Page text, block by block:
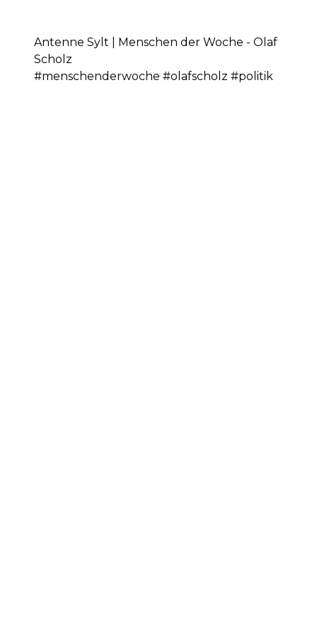
Antenne Sylt | Menschen der Woche - Olaf
Scholz
#menschenderwoche #olafscholz #politik